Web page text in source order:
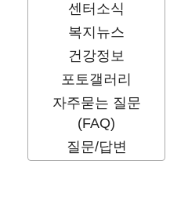
센터소식
복지뉴스
건강정보
포토갤러리
자주묻는 질문
(FAQ)
질문/답변